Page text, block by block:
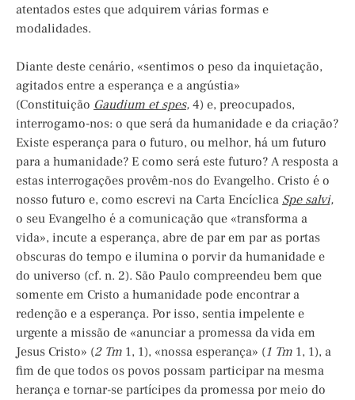
atentados estes que adquirem várias formas e
modalidades.
Diante deste cenário, «sentimos o peso da inquietação,
agitados entre a esperança e a angústia»
(Constituição Gaudium et spes, 4) e, preocupados,
interrogamo-nos: o que será da humanidade e da criação?
Existe esperança para o futuro, ou melhor, há um futuro
para a humanidade? E como será este futuro? A resposta a
estas interrogações provêm-nos do Evangelho. Cristo é o
nosso futuro e, como escrevi na Carta Encíclica Spesalvi,
o seu Evangelho é a comunicação que «transforma a
vida», incute a esperança, abre de par em par as portas
obscuras do tempo e ilumina o porvir da humanidade e
do universo (cf. n. 2). São Paulo compreendeu bem que
somente em Cristo a humanidade pode encontrar a
redenção e a esperança. Por isso, sentia impelente e
urgente a missão de «anunciar a promessa da vida em
Jesus Cristo» (2 Tm 1, 1), «nossa esperança» (1 Tm 1, 1), a
fim de que todos os povos possam participar na mesma
herança e tornar-se partícipes da promessa por meio do